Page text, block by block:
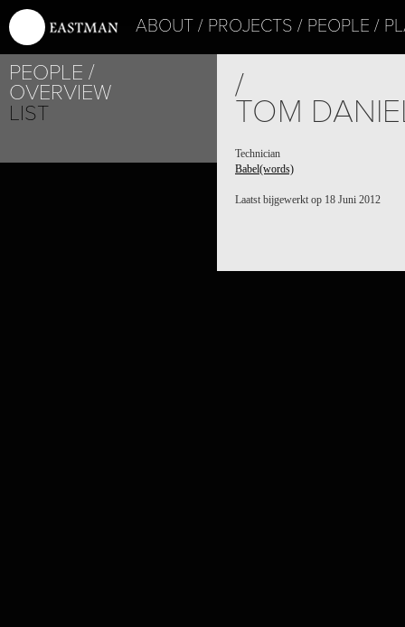
ABOUT PROJECTS PEOPLE
PEOPLE
OVERVIEW
LIST
/
TOM
Technician
Babel(words)
Laatst bijgewerkt op 18 Juni 2012